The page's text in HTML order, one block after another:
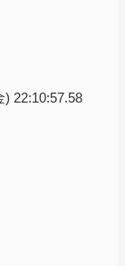
) 22:10:57.58